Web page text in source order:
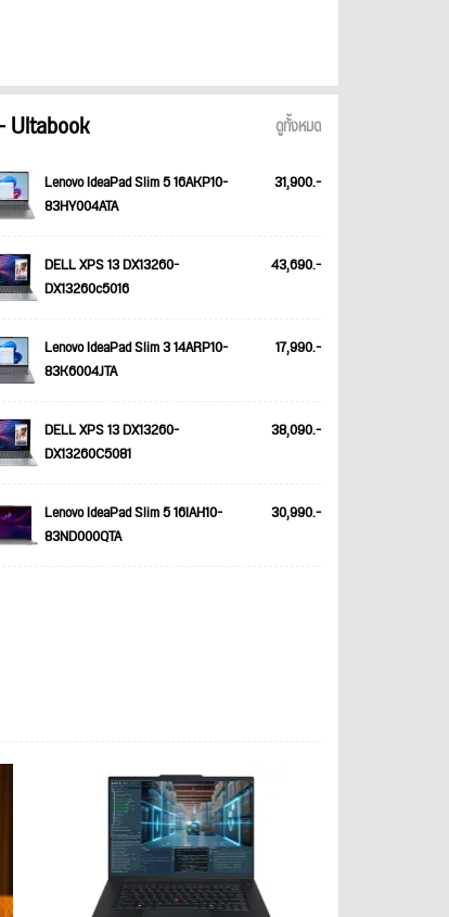
Ultabook ดูทั้งหมด
Lenovo IdeaPad Slim 5 16AKP10-
83HY004ATA
31,900.-
DELL XPS 13 DX13260-
DX13260c5016
43,690.-
Lenovo IdeaPad Slim 3 14ARP10-
83K6004JTA
17,990.-
DELL XPS 13 DX13260-
DX13260C5081
38,090.-
Lenovo IdeaPad Slim 5 16IAH10-
83ND000QTA
30,990.-